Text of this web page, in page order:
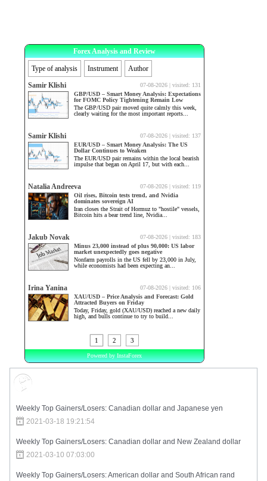
Weekly Top Gainers/Losers: Canadian dollar and Japanese yen
2021-03-18 19:21:54
Weekly Top Gainers/Losers: Canadian dollar and New Zealand dollar
2021-03-10 07:03:00
Weekly Top Gainers/Losers: American dollar and South African rand